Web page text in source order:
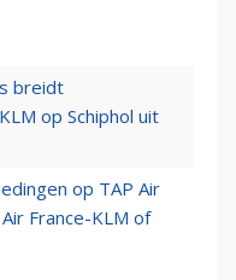
breidt
op Schiphol uit
op TAP Air
France-KLM of